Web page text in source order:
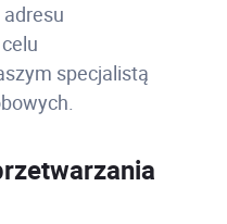
specjalistą